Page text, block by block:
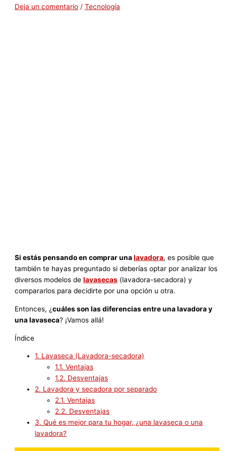
Deja un comentario /Tecnología
Si estás pensando en comprar unalavadora, es posible que
también te hayas preguntado si deberías optar por analizar los
diversos modelos delavasecas (lavadora-secadora) y
compararlos para decidirte por una opción u otra.
Entonces, ¿cuáles son las diferencias entre una lavadora y
una lavaseca? ¡Vamos allá!
Índice
1. Lavaseca (Lavadora-secadora)
1.1. Ventajas
1.2. Desventajas
2. Lavadora y secadora por separado
2.1. Ventajas
2.2. Desventajas
3. Qué es mejor para tu hogar, ¿una lavaseca o una
lavadora?